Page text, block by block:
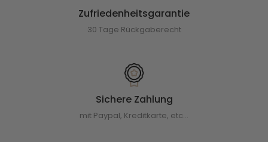
Zufriedenheitsgarantie
30 Tage Rückgaberecht
Sichere Zahlung
mit Paypal, Kreditkarte, etc...